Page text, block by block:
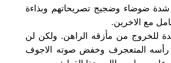
شدة ضوضاء وضجيج تصريحاتهم وبذاءة
مع الاخرين.
للخروج من مأزقه الراهن. ولكن لن
رأسه المتعجرف وخفض صوته الاجوف